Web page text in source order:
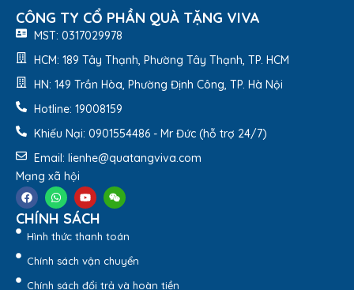
Dễ dàng thay thế ruột sổ:Cơ chế lò xo giúp thay
giấy nhanh chóng, sử dụng lâu dài.
CÔNG TY CỔ PHẦN QUÀ TẶNG VIVA
MST: 0317029978
HCM: 189 Tây Thạnh, Phường Tây Thạnh, TP. HCM
HN: 149 Trần Hòa, Phường Định Công, TP. Hà Nội
Hotline: 19008159
Khiếu Nại: 0901554486 - Mr Đức (hỗ trợ 24/7)
Email: lienhe@quatangviva.com
Mạng xã hội
CHÍNH SÁCH
Hình thức thanh toán
Chính sách vận chuyển
Chính sách đổi trả và hoàn tiền